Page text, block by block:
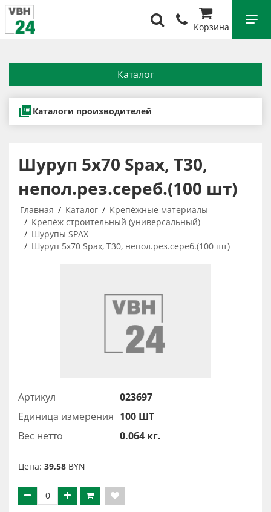
Корзина
Каталог
Каталоги производителей
Шуруп 5x70 Spax, Т30,
непол.рез.сереб.(100 шт)
Главная Каталог
Крепёжные материалы
Крепёж строительный (универсальный)
Шурупы SPAX
Шуруп 5x70 Spax, Т30, непол.рез.сереб.(100 шт)
Артикул
023697
Единица измерения 100 ШТ
Вес нетто
0.064 кг.
Цена: 39,58 BYN